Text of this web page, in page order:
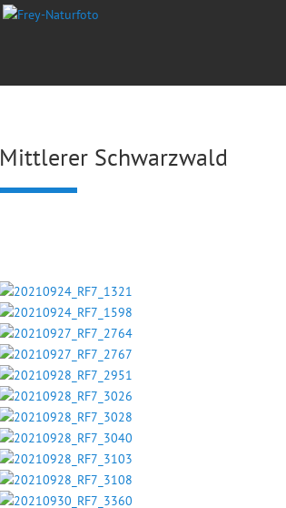
Mittlerer Schwarzwald